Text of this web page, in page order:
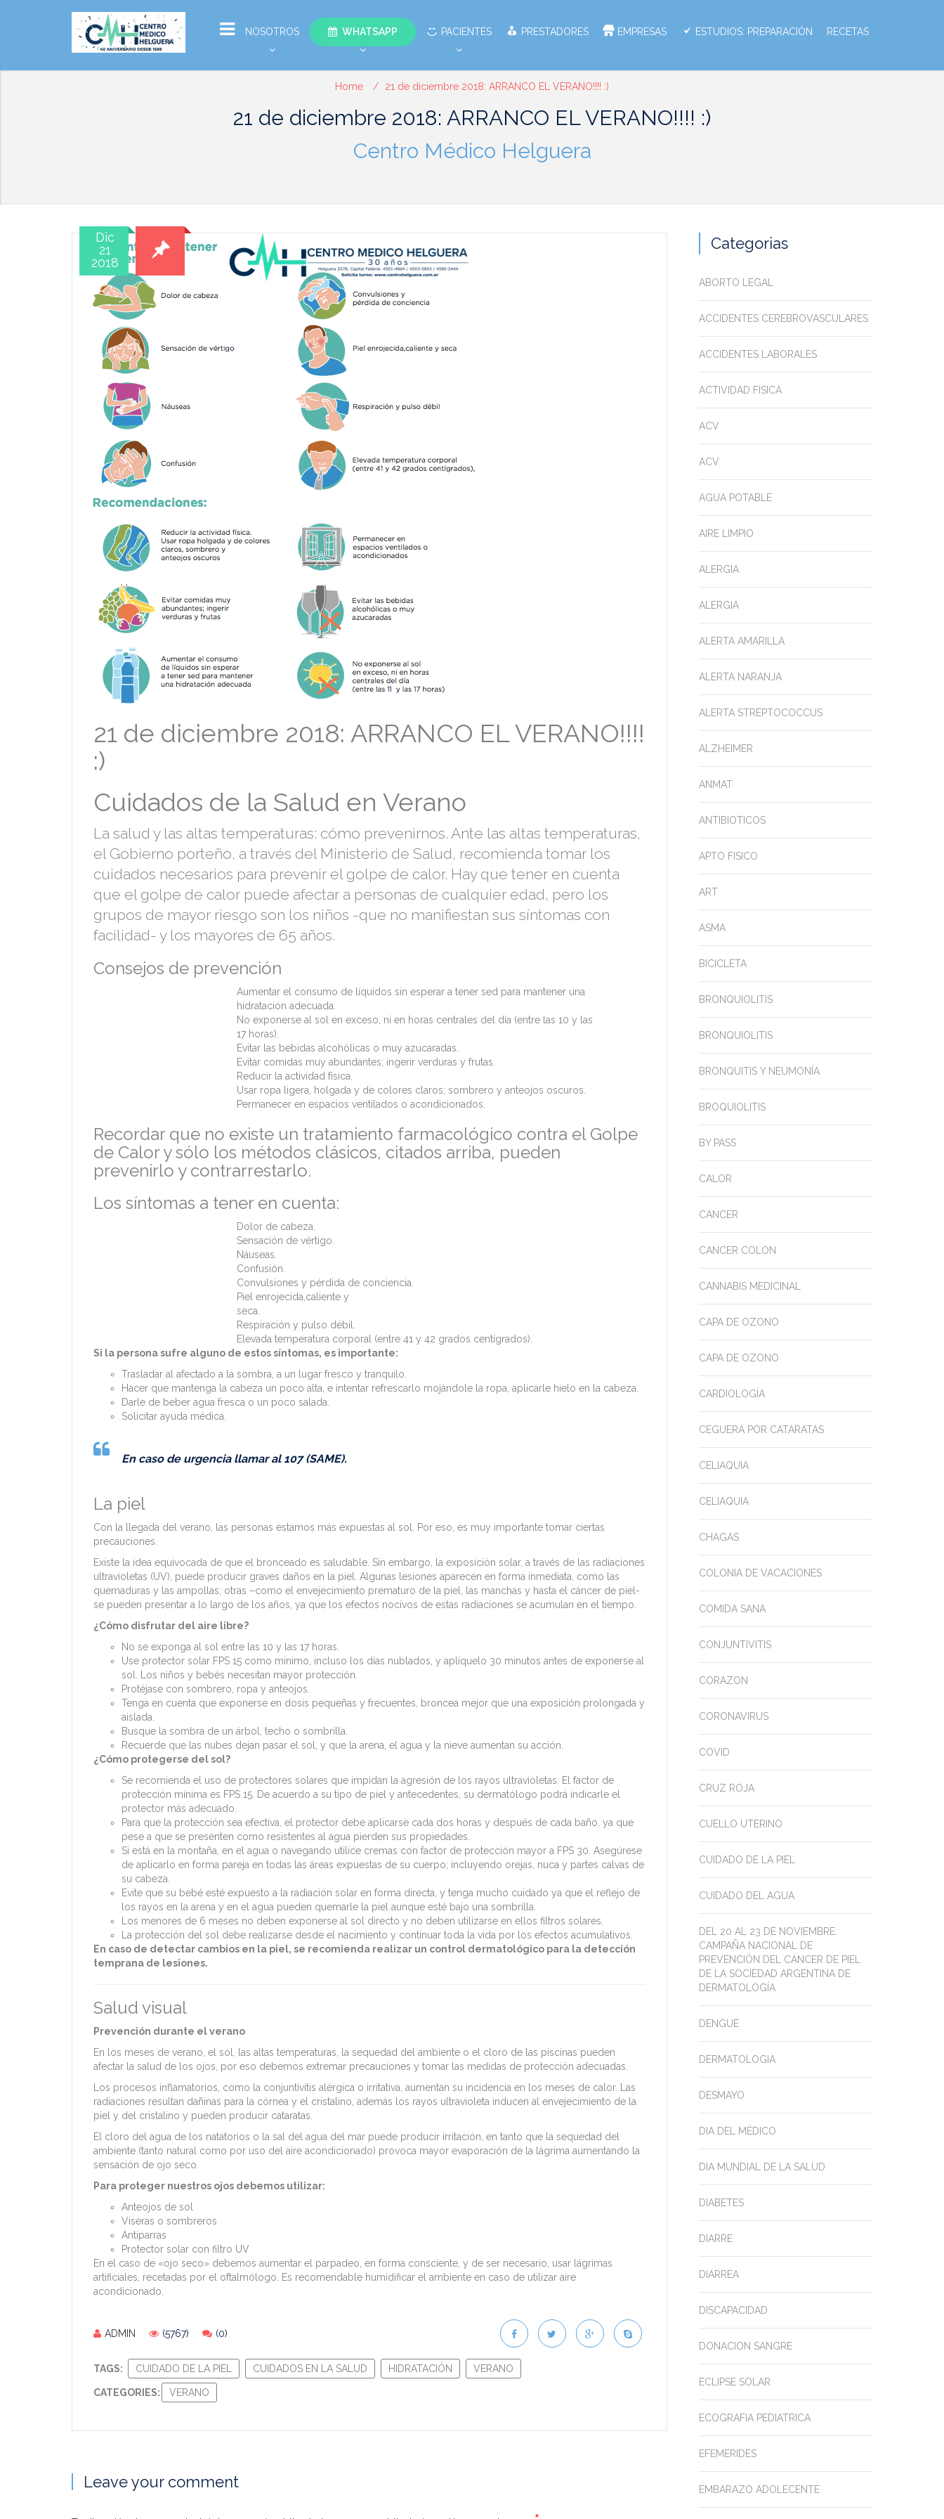
NOSOTROS WHATSAPP PACIENTES PRESTADORES EMPRESAS ESTUDIOS: PREPARACIÓN RECETAS
Home 21 de diciembre 2018: ARRANCO EL VERANO!!!! :)
21 de diciembre 2018: ARRANCO EL VERANO!!!! :)
Centro Médico Helguera
Dic
21
2018
21 de diciembre 2018: ARRANCO EL VERANO!!!!
:)
Cuidados de la Salud en Verano
La salud y las altas temperaturas: cómo prevenirnos. Ante las altas temperaturas,
el Gobierno porteño, a través del Ministerio de Salud, recomienda tomar los
cuidados necesarios para prevenir el golpe de calor. Hay que tener en cuenta
que el golpe de calor puede afectar a personas de cualquier edad, pero los
grupos de mayor riesgo son los niños -que no manifiestan sus síntomas con
facilidad- y los mayores de 65 años.
Consejos de prevención
Aumentar el consumo de líquidos sin esperar a tener sed para mantener una
hidratación adecuada.
No exponerse al sol en exceso, ni en horas centrales del día (entre las 10 y las
17 horas).
Evitar las bebidas alcohólicas o muy azucaradas.
Evitar comidas muy abundantes; ingerir verduras y frutas.
Reducir la actividad física.
Usar ropa ligera, holgada y de colores claros; sombrero y anteojos oscuros.
Permanecer en espacios ventilados o acondicionados.
Recordar que no existe un tratamiento farmacológico contra el Golpe
de Calor y sólo los métodos clásicos, citados arriba, pueden
prevenirlo y contrarrestarlo.
Los síntomas a tener en cuenta:
Dolor de cabeza.
Sensación de vértigo.
Náuseas.
Confusión.
Convulsiones y pérdida de conciencia.
Piel enrojecida,caliente y
seca.
Respiración y pulso débil.
Elevada temperatura corporal (entre 41 y 42 grados centígrados).
Si la persona sufre alguno de estos síntomas, es importante:
Trasladar al afectado a la sombra, a un lugar fresco y tranquilo.
Hacer que mantenga la cabeza un poco alta, e intentar refrescarlo mojándole la ropa, aplicarle hielo en la cabeza.
Darle de beber agua fresca o un poco salada.
Solicitar ayuda médica.
En caso de urgencia llamar al 107 (SAME).
La piel
Con la llegada del verano, las personas estamos más expuestas al sol. Por eso, es muy importante tomar ciertas
precauciones.
Existe la idea equivocada de que el bronceado es saludable. Sin embargo, la exposición solar, a través de las radiaciones
ultravioletas (UV), puede producir graves daños en la piel. Algunas lesiones aparecen en forma inmediata, como las
quemaduras y las ampollas; otras –como el envejecimiento prematuro de la piel, las manchas y hasta el cáncer de piel-
se pueden presentar a lo largo de los años, ya que los efectos nocivos de estas radiaciones se acumulan en el tiempo.
¿Cómo disfrutar del aire libre?
No se exponga al sol entre las 10 y las 17 horas.
Use protector solar FPS 15 como mínimo, incluso los días nublados, y aplíquelo 30 minutos antes de exponerse al
sol. Los niños y bebés necesitan mayor protección.
Protéjase con sombrero, ropa y anteojos.
Tenga en cuenta que exponerse en dosis pequeñas y frecuentes, broncea mejor que una exposición prolongada y
aislada.
Busque la sombra de un árbol, techo o sombrilla.
Recuerde que las nubes dejan pasar el sol, y que la arena, el agua y la nieve aumentan su acción.
¿Cómo protegerse del sol?
Se recomienda el uso de protectores solares que impidan la agresión de los rayos ultravioletas. El factor de
protección mínima es FPS 15. De acuerdo a su tipo de piel y antecedentes, su dermatólogo podrá indicarle el
protector más adecuado.
Para que la protección sea efectiva, el protector debe aplicarse cada dos horas y después de cada baño, ya que
pese a que se presenten como resistentes al agua pierden sus propiedades.
Si está en la montaña, en el agua o navegando utilice cremas con factor de protección mayor a FPS 30. Asegúrese
de aplicarlo en forma pareja en todas las áreas expuestas de su cuerpo; incluyendo orejas, nuca y partes calvas de
su cabeza.
Evite que su bebé esté expuesto a la radiación solar en forma directa, y tenga mucho cuidado ya que el reflejo de
los rayos en la arena y en el agua pueden quemarle la piel aunque esté bajo una sombrilla.
Los menores de 6 meses no deben exponerse al sol directo y no deben utilizarse en ellos filtros solares.
La protección del sol debe realizarse desde el nacimiento y continuar toda la vida por los efectos acumulativos.
En caso de detectar cambios en la piel, se recomienda realizar un control dermatológico para la detección
temprana de lesiones.
Salud visual
Prevención durante el verano
En los meses de verano, el sol, las altas temperaturas, la sequedad del ambiente o el cloro de las piscinas pueden
afectar la salud de los ojos, por eso debemos extremar precauciones y tomar las medidas de protección adecuadas.
Los procesos inflamatorios, como la conjuntivitis alérgica o irritativa, aumentan su incidencia en los meses de calor. Las
radiaciones resultan dañinas para la córnea y el cristalino, además los rayos ultravioleta inducen al envejecimiento de la
piel y del cristalino y pueden producir cataratas.
El cloro del agua de los natatorios o la sal del agua del mar puede producir irritación, en tanto que la sequedad del
ambiente (tanto natural como por uso del aire acondicionado) provoca mayor evaporación de la lágrima aumentando la
sensación de ojo seco.
Para proteger nuestros ojos debemos utilizar:
Anteojos de sol
Viseras o sombreros
Antiparras
Protector solar con filtro UV
En el caso de «ojo seco» debemos aumentar el parpadeo, en forma consciente, y de ser necesario, usar lágrimas
artificiales, recetadas por el oftalmólogo. Es recomendable humidificar el ambiente en caso de utilizar aire
acondicionado.
ADMIN (5767) (0)
TAGS: CUIDADO DE LA PIEL CUIDADOS EN LA SALUD HIDRATACIÓN VERANO
CATEGORIES: VERANO
Leave your comment
Categorias
ABORTO LEGAL
ACCIDENTES CEREBROVASCULARES
ACCIDENTES LABORALES
ACTIVIDAD FISICA
ACV
ACV
AGUA POTABLE
AIRE LIMPIO
ALERGIA
ALERGIA
ALERTA AMARILLA
ALERTA NARANJA
ALERTA STREPTOCOCCUS
ALZHEIMER
ANMAT
ANTIBIOTICOS
APTO FISICO
ART
ASMA
BICICLETA
BRONQUIOLITIS
BRONQUIOLITIS
BRONQUITIS Y NEUMONÍA
BROQUIOLITIS
BY PASS
CALOR
CANCER
CANCER COLON
CANNABIS MEDICINAL
CAPA DE OZONO
CAPA DE OZONO
CARDIOLOGÍA
CEGUERA POR CATARATAS
CELIAQUIA
CELIAQUIA
CHAGAS
COLONIA DE VACACIONES
COMIDA SANA
CONJUNTIVITIS
CORAZON
CORONAVIRUS
COVID
CRUZ ROJA
CUELLO UTERINO
CUIDADO DE LA PIEL
CUIDADO DEL AGUA
DEL 20 AL 23 DE NOVIEMBRE:
CAMPAÑA NACIONAL DE
PREVENCIÓN DEL CÁNCER DE PIEL
DE LA SOCIEDAD ARGENTINA DE
DERMATOLOGÍA
DENGUE
DERMATOLOGIA
DESMAYO
DIA DEL MÉDICO
DIA MUNDIAL DE LA SALUD
DIABETES
DIARRE
DIARREA
DISCAPACIDAD
DONACION SANGRE
ECLIPSE SOLAR
ECOGRAFIA PEDIATRICA
EFEMERIDES
EMBARAZO ADOLECENTE